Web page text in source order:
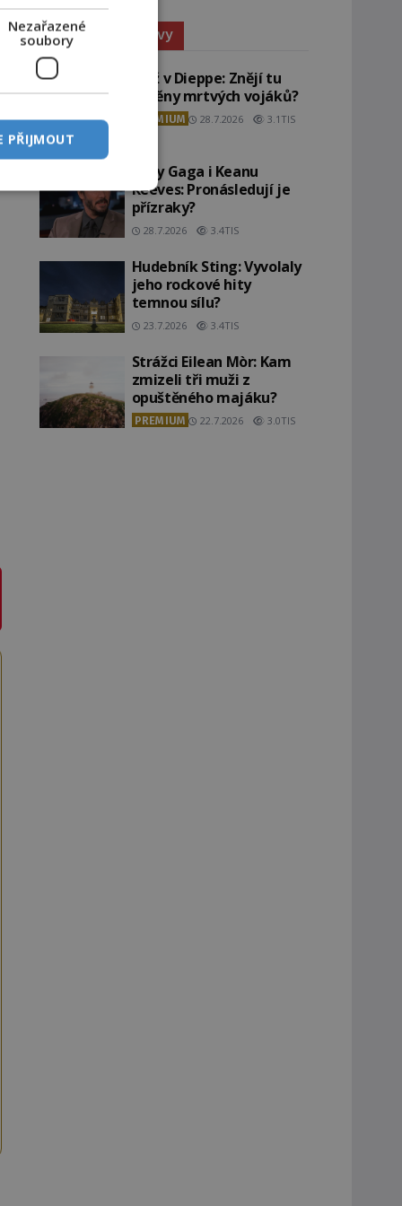
Paranormální jevy
Pláž v Dieppe: Znějí tu
ozvěny mrtvých vojáků?
PREMIUM 28.7.2026 3.1TIS
Lady Gaga i Keanu
Reeves: Pronásledují je
přízraky?
28.7.2026 3.4TIS
Hudebník Sting: Vyvolaly
jeho rockové hity
temnou sílu?
23.7.2026 3.4TIS
Strážci Eilean Mòr: Kam
zmizeli tři muži z
opuštěného majáku?
PREMIUM 22.7.2026 3.0TIS
Nezařazené
soubory
PŘIJMOUT